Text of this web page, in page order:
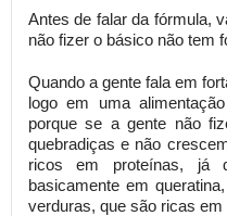
Antes de falar da fórmula,
não fizer o básico não tem
Quando a gente fala em
logo em uma
porque se a gente não
quebradiças e não
ricos em proteínas, já
basicamente em
verduras, que são ricas